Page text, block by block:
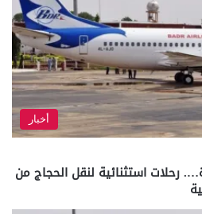
أخبار
رحلات استثنائية لنقل الحجاج من